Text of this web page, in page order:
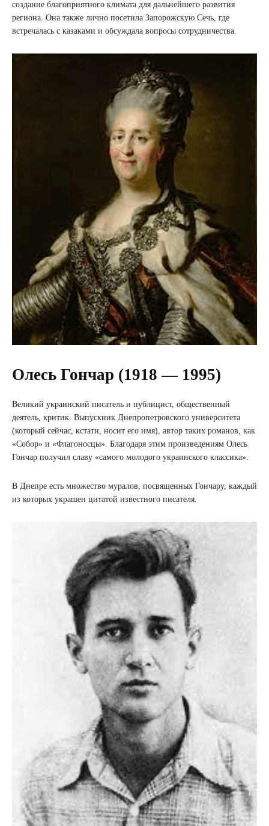
создание благоприятного климата для дальнейшего развития
региона. Она также лично посетила Запорожскую Сечь, где
встречалась с казаками и обсуждала вопросы сотрудничества.
Олесь Гончар (1918 — 1995)
Великий украинский писатель и публицист, общественный
деятель, критик. Выпускник Днепропетровского университета
(который сейчас, кстати, носит его имя), автор таких романов, как
«Собор» и «Флагоносцы». Благодаря этим произведениям Олесь
Гончар получил славу «самого молодого украинского классика».
В Днепре есть множество муралов, посвященных Гончару, каждый
из которых украшен цитатой известного писателя.